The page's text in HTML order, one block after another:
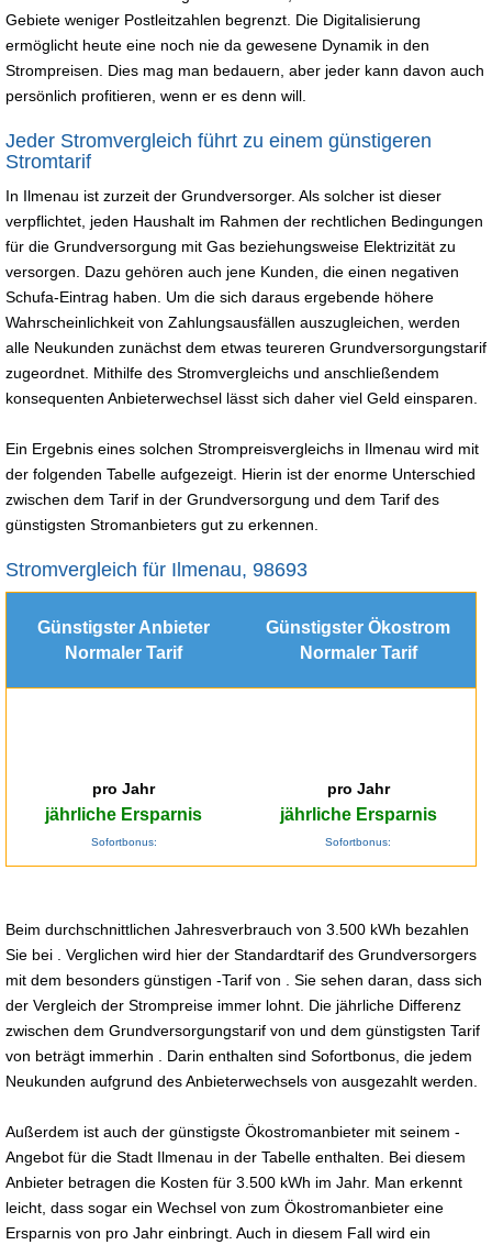
Gebiete weniger Postleitzahlen begrenzt. Die Digitalisierung
ermöglicht heute eine noch nie da gewesene Dynamik in den
Strompreisen. Dies mag man bedauern, aber jeder kann davon auch
persönlich profitieren, wenn er es denn will.
Jeder Stromvergleich führt zu einem günstigeren
Stromtarif
In Ilmenau ist zurzeit der Grundversorger. Als solcher ist dieser
verpflichtet, jeden Haushalt im Rahmen der rechtlichen Bedingungen
für die Grundversorgung mit Gas beziehungsweise Elektrizität zu
versorgen. Dazu gehören auch jene Kunden, die einen negativen
Schufa-Eintrag haben. Um die sich daraus ergebende höhere
Wahrscheinlichkeit von Zahlungsausfällen auszugleichen, werden
alle Neukunden zunächst dem etwas teureren Grundversorgungstarif
zugeordnet. Mithilfe des Stromvergleichs und anschließendem
konsequenten Anbieterwechsel lässt sich daher viel Geld einsparen.
Ein Ergebnis eines solchen Strompreisvergleichs in Ilmenau wird mit
der folgenden Tabelle aufgezeigt. Hierin ist der enorme Unterschied
zwischen dem Tarif in der Grundversorgung und dem Tarif des
günstigsten Stromanbieters gut zu erkennen.
Stromvergleich für Ilmenau, 98693
Günstigster Anbieter
Normaler Tarif
Günstigster Ökostrom
Normaler Tarif
pro Jahr
jährliche Ersparnis
Sofortbonus:
pro Jahr
jährliche Ersparnis
Sofortbonus:
Beim durchschnittlichen Jahresverbrauch von 3.500 kWh bezahlen
Sie bei . Verglichen wird hier der Standardtarif des Grundversorgers
mit dem besonders günstigen -Tarif von . Sie sehen daran, dass sich
der Vergleich der Strompreise immer lohnt. Die jährliche Differenz
zwischen dem Grundversorgungstarif von und dem günstigsten Tarif
von beträgt immerhin . Darin enthalten sind Sofortbonus, die jedem
Neukunden aufgrund des Anbieterwechsels von ausgezahlt werden.
Außerdem ist auch der günstigste Ökostromanbieter mit seinem -
Angebot für die Stadt Ilmenau in der Tabelle enthalten. Bei diesem
Anbieter betragen die Kosten für 3.500 kWh im Jahr. Man erkennt
leicht, dass sogar ein Wechsel von zum Ökostromanbieter eine
Ersparnis von pro Jahr einbringt. Auch in diesem Fall wird ein